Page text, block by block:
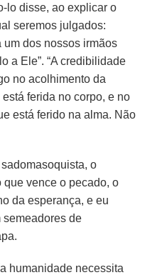
lo disse, ao explicar o
seremos julgados:
um dos nossos irmãos
a Ele”. “A credibilidade
no acolhimento da
ferida no corpo, e no
está ferido na alma. Não
o
vence o pecado, o
da esperança, e eu
semeadores de
humanidade necessita